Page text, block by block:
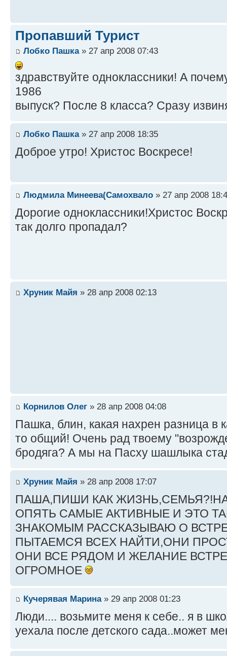
Пропавший Турист
Лобко Пашка» 27 апр 2008 07:43
здравствуйте одноклассники! А
1986
выпуск? После 8 класса? Сразу
Лобко Пашка» 27 апр 2008 18:35
Доброе утро! Христос Воскресе!
Людмила Минеева(Самохвало » 27 апр 2008
Дорогие одноклассники!Христос
так долго пропадал?
Хруник Майя » 28 апр 2008 02:13
Корнилов Олег » 28 апр 2008 04:08
Пашка, блин, какая нахрен разница в
то общий! Очень рад твоему
бродяга? А мы на Пасху шашлыка
Хруник Майя » 28 апр 2008 17:07
ПАША,ПИШИ КАК
ОПЯТЬ САМЫЕ АКТИВНЫЕ И ЭТО
ЗНАКОМЫМ РАССКАЗЫВАЮ О
ПЫТАЕМСЯ ВСЕХ НАЙТИ,ОНИ
ОНИ ВСЕ РЯДОМ И ЖЕЛАНИЕ
ОГРОМНОЕ
Кучерявая Марина» 29 апр 2008 01:23
Люди.... возьмите меня к себе.. я в
уехала после детского сада..может